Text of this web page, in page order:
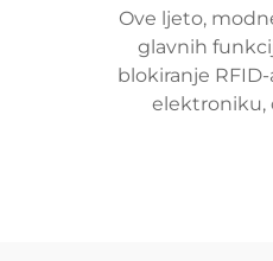
Ove ljeto,
glavnih
blokiranje
elektroniku,